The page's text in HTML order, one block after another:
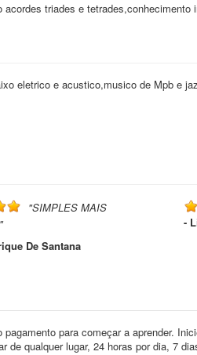
triades e
eletrico e acustico,musico de Mpb e
"SIMPLES MAIS
De Santana
-
para começar a aprender.
qualquer lugar, 24 horas por dia, 7